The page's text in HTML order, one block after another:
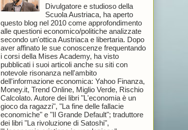
Divulgatore e studioso della
Scuola Austriaca, ha aperto
questo blog nel 2010 come approfondimento
alle questioni economico/politiche analizzate
secondo un'ottica Austriaca e libertaria. Dopo
aver affinato le sue conoscenze frequentando
i corsi della Mises Academy, ha visto
pubblicati i suoi articoli anche su siti con
notevole risonanza nell'ambito
dell'informazione economica: Yahoo Finanza,
Money.it, Trend Online, Miglio Verde, Rischio
Calcolato. Autore dei libri "L'economia è un
gioco da ragazzi", "La fine delle fallacie
economiche" e "Il Grande Default"; traduttore
dei libri "La rivoluzione di Satoshi",